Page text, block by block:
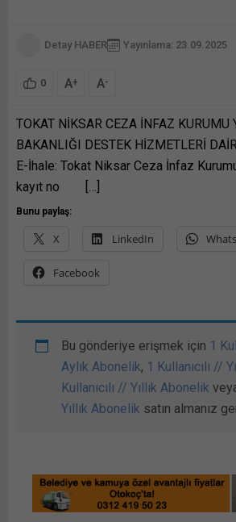
Detay HABER Yayınlama: 23.09.2025
0 A+ A-
TOKAT NİKSAR CEZA İNFAZ
BAKANLIĞI DESTEK HİZMETLERİ
E-İhale: Tokat Niksar Ceza İnfaz
kayıt no […]
Bunu paylaş:
X LinkedIn
Facebook
Bu gönderiye erişmek için 1
Aylık Abonelik, 1 Kullanıcılı //
Kullanıcılı // Yıllık Abonelik
Yıllık Abonelik satın almanız